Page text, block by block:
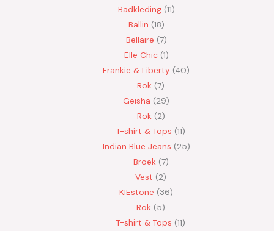
Badkleding 11
Ballin 18
Bellaire 7
Elle Chic 1
Frankie & Liberty 40
Rok 7
Geisha
29
Rok 2
T-shirt & Tops 11
Indian Blue Jeans 25
Broek 7
Vest
2
KIEstone
36
Rok
5
T-shirt & Tops 11